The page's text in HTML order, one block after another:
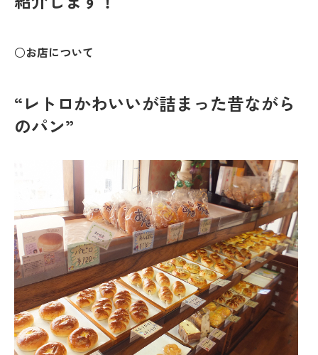
○お店について
“レトロかわいいが詰まった昔ながら
のパン”